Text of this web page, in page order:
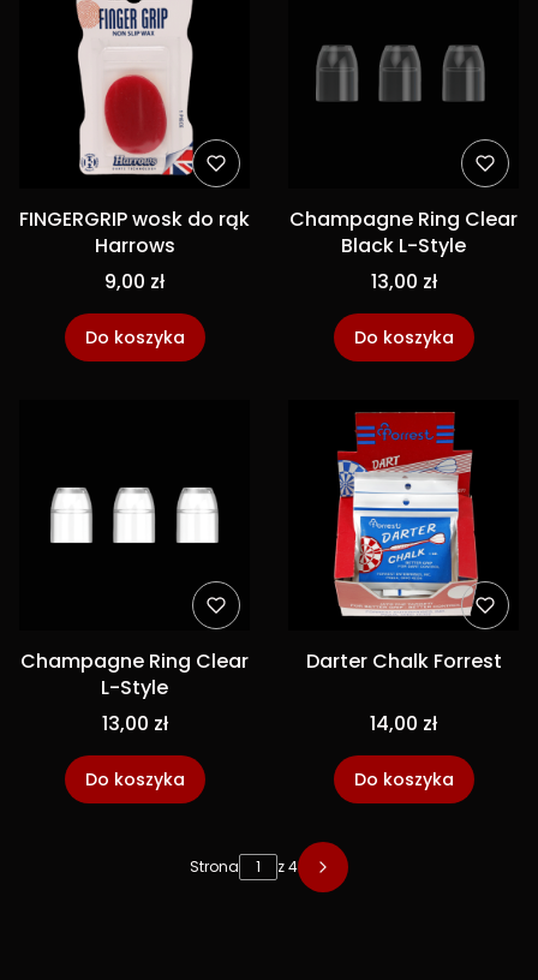
FINGERGRIP wosk do rąk
Harrows
9,00 zł
Do koszyka
Champagne Ring Clear
Black L-Style
13,00 zł
Do koszyka
Champagne Ring Clear
L-Style
13,00 zł
Do koszyka
Darter Chalk Forrest
14,00 zł
Do koszyka
Strona z 4